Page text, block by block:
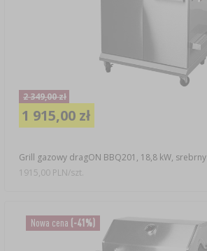
Grill gazowy dragON BBQ201, 18,8 kW, srebrny
2 349,00 zł
1 915,00 zł
1915,00 PLN/szt.
Nowa cena (-41%)